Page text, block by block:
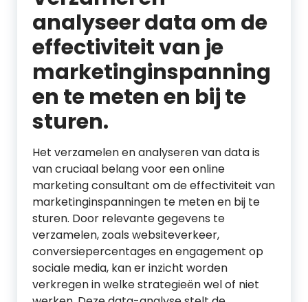
analyseer data om de
effectiviteit van je
marketinginspanning
en te meten en bij te
sturen.
Het verzamelen en analyseren van data is
van cruciaal belang voor een online
marketing consultant om de effectiviteit van
marketinginspanningen te meten en bij te
sturen. Door relevante gegevens te
verzamelen, zoals websiteverkeer,
conversiepercentages en engagement op
sociale media, kan er inzicht worden
verkregen in welke strategieën wel of niet